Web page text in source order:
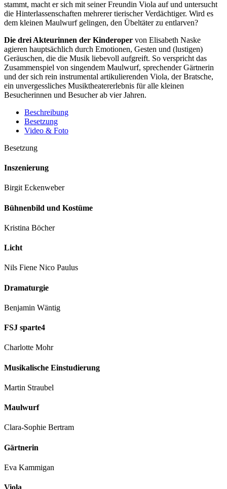
stammt, macht er sich mit seiner Freundin Viola auf und untersucht
die Hinterlassenschaften mehrerer tierischer Verdächtiger. Wird es
dem kleinen Maulwurf gelingen, den Übeltäter zu entlarven?
Die drei Akteurinnen der Kinderoper von Elisabeth Naske
agieren hauptsächlich durch Emotionen, Gesten und (lustigen)
Geräuschen, die die Musik liebevoll aufgreift. So verspricht das
Zusammenspiel von singendem Maulwurf, sprechender Gärtnerin
und der sich rein instrumental artikulierenden Viola, der Bratsche,
ein unvergessliches Musiktheatererlebnis für alle kleinen
Besucherinnen und Besucher ab vier Jahren.
Beschreibung
Besetzung
Video & Foto
Besetzung
Inszenierung
Birgit Eckenweber
Bühnenbild und Kostüme
Kristina Böcher
Licht
Nils Fiene Nico Paulus
Dramaturgie
Benjamin Wäntig
FSJ sparte4
Charlotte Mohr
Musikalische Einstudierung
Martin Straubel
Maulwurf
Clara-Sophie Bertram
Gärtnerin
Eva Kammigan